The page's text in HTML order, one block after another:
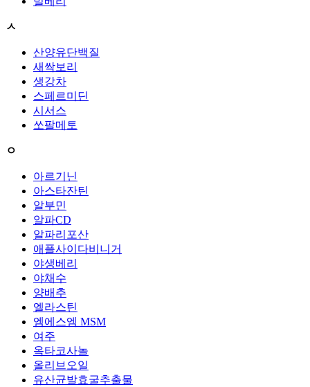
ㅅ
산양유단백질
새싹보리
생강차
스페르미딘
시서스
쏘팔메토
ㅇ
아르기닌
아스타잔틴
알부민
알파CD
알파리포산
애플사이다비니거
야생베리
야채수
양배추
엘라스틴
엠에스엠 MSM
여주
옥타코사놀
올리브오일
유산균발효굴추출물